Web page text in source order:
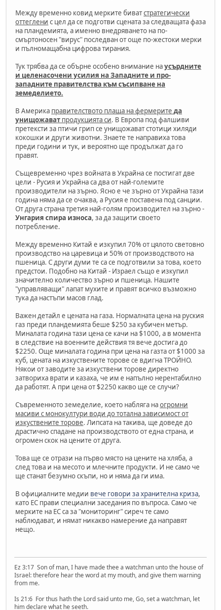
Между временно ковид мерките биватстратегически
оттеглени с цел да се подготви сцената за следващата фаза
на пландемията, а именно внедряването на по-
смъртоносен "вирус" последван от още по-жестоки мерки
и пълномащабна цифрова тирания.
Тук трябва да се обърне особено внимание наусърдните
и целенасочени усилия на Западните и про-
западните правителства към съсипване на
земеделието.
В Америка правителството плаща на фермерите да
унищожават продукцията си. В Европа под фалшиви
претексти за птичи грип се унищожават стотици хиляди
кокошки и други животни. Знаете те направиха това
преди години и тук, и вероятно ще продължат да го
правят.
Същевременно чрез войната в Украйна се постигат две
цели - Русия и Украйна са два от най-големите
производители на зърно. Ясно е че зърно от Украйна тази
година няма да се очаква, а Русия е поставена под санции.
От друга страна третия най-голям производител на зърно -
Унгария спира износа, за да защити своето
потребление.
Между временно Китай е изкупил 70% от цялото световно
производство на царевица и 50% от производството на
пшеница. С други думи те са се подготвили за това, което
предстои. Подобно на Китай - Израел също е изкупил
значително количество зърно и пшеница. Нашите
"управляващи" лапат мухите и правят всичко възможно
тука да настъпи масов глад.
Важен детайл е цената на газа. Нормалната цена на руския
газ преди пландемията беше $250 за кубичен метър.
Миналата година тази цена се качи на $1000, а в момента
в следствие на военните действия тя вече достига до
$2250. Още миналата година при цена на газта от $1000 за
куб, цената на изкуствените торове се вдигна ТРОЙНО.
Някои от заводите за изкуствени торове директно
затвориха врати и казаха, че им е напълно нерентабилно
да работят. А при цена от $2250 какво ще се случи?
Съвременното земеделие, което набляга наогромни
масиви с монокултури води до тотална зависимост от
изкуствените торове. Липсата на такива, ще доведе до
драстично спадане на производството от една страна, и
огромен скок на цените от друга.
Това ще се отрази на първо място на цените на хляба, а
след това и на месото и млечните продукти. И не само че
ще станат безумно скъпи, но и няма да ги има.
В официалните медии вече говори за хранителна криза,
като ЕС прави специални заседания по въпроса. Само че
мерките на ЕС са за "мониторинг" сиреч те само
наблюдават, и нямат никакво намерение да направят
нещо.
Ez 3:17 Son of man, I have made thee a watchman unto the house of
Israel: therefore hear the word at my mouth, and give them warning
from me.
Is 21:6 For thus hath the Lord said unto me, Go, set a watchman, let
him declare what he seeth.